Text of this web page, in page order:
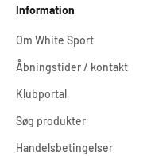
Information
Om White Sport
Åbningstider / kontakt
Klubportal
Søg produkter
Handelsbetingelser